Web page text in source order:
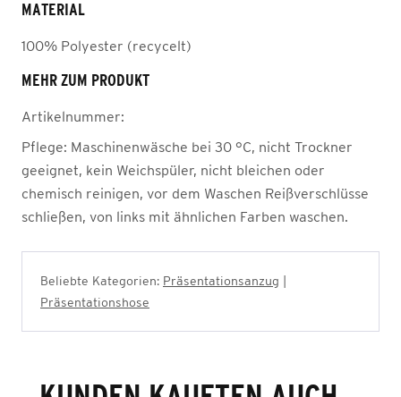
MATERIAL
100% Polyester (recycelt)
MEHR ZUM PRODUKT
Artikelnummer:
Pflege: Maschinenwäsche bei 30 °C, nicht Trockner
geeignet, kein Weichspüler, nicht bleichen oder
chemisch reinigen, vor dem Waschen Reißverschlüsse
schließen, von links mit ähnlichen Farben waschen.
Beliebte Kategorien: Präsentationsanzug
Präsentationshose